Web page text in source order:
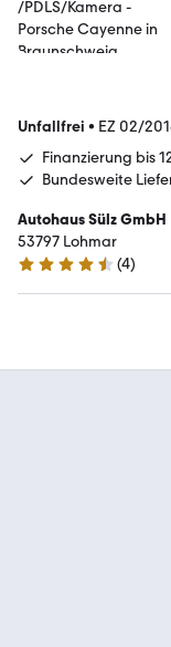
Unfallfrei • EZ 02/
Finanzierung bis
Bundesweite
Autohaus Sülz GmbH
53797 Lohmar
4.6 Sterne
(4)